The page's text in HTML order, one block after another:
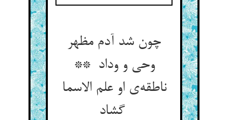
چون شد آدم مظهر
وحی و وداد **
ناطقه‌ی او علم الاسما
گشاد